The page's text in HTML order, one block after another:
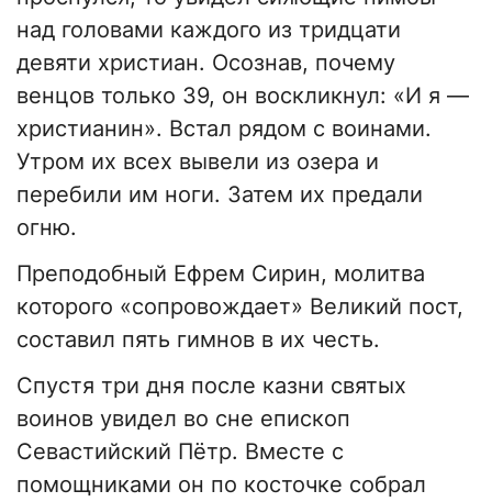
над головами каждого из тридцати
девяти христиан. Осознав, почему
венцов только 39, он воскликнул: «И я —
христианин». Встал рядом с воинами.
Утром их всех вывели из озера и
перебили им ноги. Затем их предали
огню.
Преподобный Ефрем Сирин, молитва
которого «сопровождает» Великий пост,
составил пять гимнов в их честь.
Спустя три дня после казни святых
воинов увидел во сне епископ
Севастийский Пётр. Вместе с
помощниками он по косточке собрал